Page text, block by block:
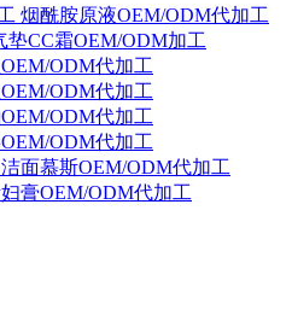
烟酰胺原液OEM/ODM代加工
垫CC霜OEM/ODM加工
ODM代加工
ODM代加工
ODM代加工
ODM代加工
洁面慕斯OEM/ODM代加工
膏OEM/ODM代加工